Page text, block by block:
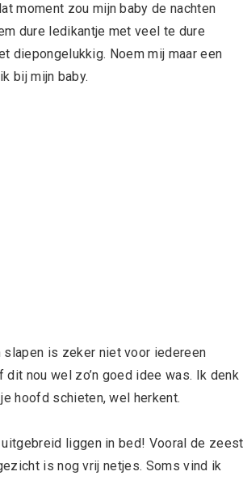
moment zou mijn baby de nachten
dure ledikantje met veel te dure
diepongelukkig. Noem mij maar een
bij mijn baby.
slapen is zeker niet voor iedereen
nou wel zo’n goed idee was. Ik denk
hoofd schieten, wel herkent.
liggen in bed! Vooral de
is nog vrij netjes. Soms vind ik